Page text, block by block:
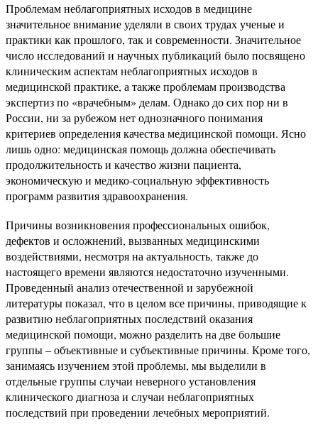
Проблемам неблагоприятных исходов в медицине
значительное внимание уделяли в своих трудах ученые и
практики как прошлого, так и современности. Значительное
число исследований и научных публикаций было посвящено
клиническим аспектам неблагоприятных исходов в
медицинской практике, а также проблемам производства
экспертиз по «врачебным» делам. Однако до сих пор ни в
России, ни за рубежом нет однозначного понимания
критериев определения качества медицинской помощи. Ясно
лишь одно: медицинская помощь должна обеспечивать
продолжительность и качество жизни пациента,
экономическую и медико-социальную эффективность
программ развития здравоохранения.
Причины возникновения профессиональных ошибок,
дефектов и осложнений, вызванных медицинскими
воздействиями, несмотря на актуальность, также до
настоящего времени являются недостаточно изученными.
Проведенный анализ отечественной и зарубежной
литературы показал, что в целом все причины, приводящие к
развитию неблагоприятных последствий оказания
медицинской помощи, можно разделить на две большие
группы – объективные и субъективные причины. Кроме того,
занимаясь изучением этой проблемы, мы выделили в
отдельные группы случаи неверного установления
клинического диагноза и случаи неблагоприятных
последствий при проведении лечебных мероприятий.